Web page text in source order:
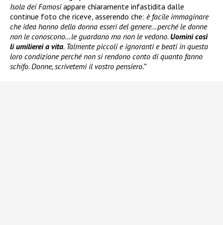
Isola dei Famosiappare chiaramente infastidita dalle
continue foto che riceve, asserendo che: è facile immaginare
che idea hanno della donna esseri del genere…perché le donne
non le conoscono…le guardano ma non le vedono. Uomini così
li umilierei a vita. Talmente piccoli e ignoranti e beati in questa
loro condizione perché non si rendono conto di quanto fanno
schifo. Donne, scrivetemi il vostro pensiero.”